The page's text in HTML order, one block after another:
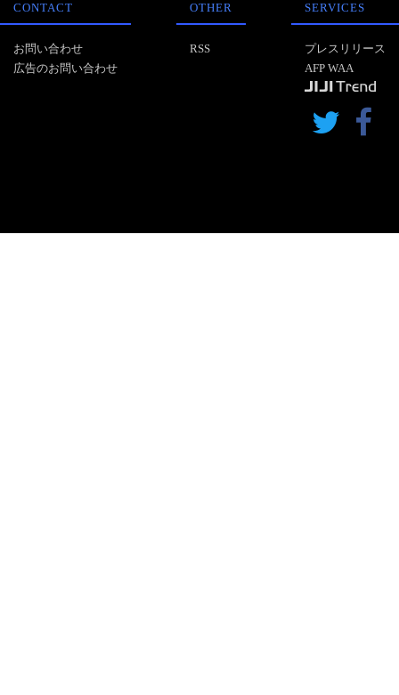
CONTACT
お問い合わせ
広告のお問い合わせ
OTHER
RSS
SERVICES
プレスリリース
AFP WAA